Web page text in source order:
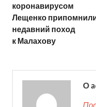
коронавирусом
Лещенко
недавний поход
к Малахову
О